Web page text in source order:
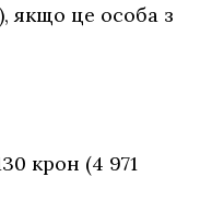
якщо це особа з
крон (4 971